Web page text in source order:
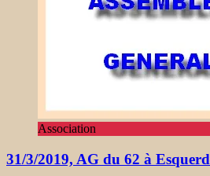
Association
31/3/2019, AG du 62 à